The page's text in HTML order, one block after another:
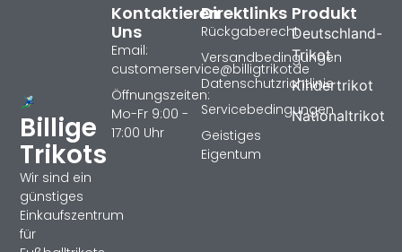
Billige
Trikots
Wir sind ein
günstiges
Einkaufszentrum
für
Produkt
Deutschland-
Trikot
Kindertrikot
Nationaltrikot
Direktlinks
Rückgaberecht
Versandbedingungen
Datenschutzrichtlinie
Servicebedingungen
Geistiges
Eigentum
Kontaktieren
Uns
Email:
customerservice@billigtrikotde
Öffnungszeiten:
Mo-Fr 9:00 -
17:00 Uhr